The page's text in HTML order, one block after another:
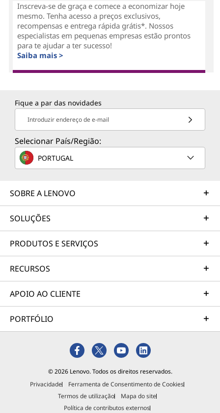
Inscreva-se de graça e comece a economizar hoje
mesmo. Tenha acesso a preços exclusivos,
recompensas e entrega rápida grátis*. Nossos
especialistas em pequenas empresas estão prontos
para te ajudar a ter sucesso!
Saiba mais >
Fique a par das novidades
Introduzir endereço de e-mail
Selecionar País/Região:
PORTUGAL
SOBRE A LENOVO
SOLUÇÕES
PRODUTOS E SERVIÇOS
RECURSOS
APOIO AO CLIENTE
PORTFÓLIO
© 2026 Lenovo. Todos os direitos reservados.
Privacidade
Ferramenta de Consentimento de Cookies
Termos de utilização
Mapa do site
Política de contributos externos